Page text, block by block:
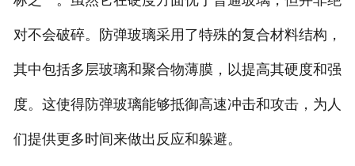
对不会破碎。防弹玻璃采用了特殊的复合材料结构，
其中包括多层玻璃和聚合物薄膜，以提高其硬度和强
度。这使得防弹玻璃能够抵御高速冲击和攻击，为人
们提供更多时间来做出反应和躲避。